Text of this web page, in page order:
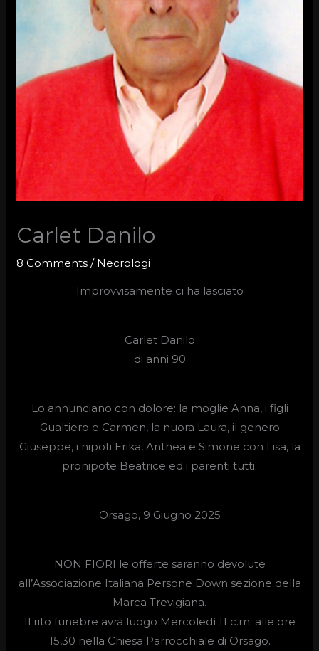
Carlet Danilo
8 Comments / Necrologi
Improvvisamente ci ha lasciato
Carlet Danilo
di anni 90
Lo annunciano con dolore: la moglie Anna, i figli
Gualtiero e Carmen, la nuora Laura, il genero
Giuseppe, i nipoti Erika, Anthea e Simone con Lisa, la
pronipote Beatrice ed i parenti tutti.
Orsago, 9 Giugno 2025
NON FIORI le offerte saranno devolute
all’Associazione Italiana Persone Down sezione della
Marca Trevigiana.
Il rito funebre avrà luogo Mercoledì 11 c.m. alle ore
15,30 nella Chiesa Parrocchiale di Orsago.